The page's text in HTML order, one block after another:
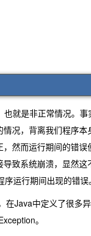
是非正常情况。事
况，背离我们程序
然而运行期间的错
致系统崩溃，显然
运行期间出现的错
中定义了很多
。